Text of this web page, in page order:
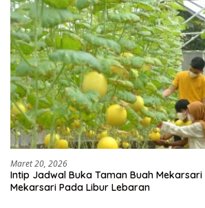
Maret 20, 2026
Intip Jadwal Buka Taman Buah
Mekarsari Pada Libur Lebaran